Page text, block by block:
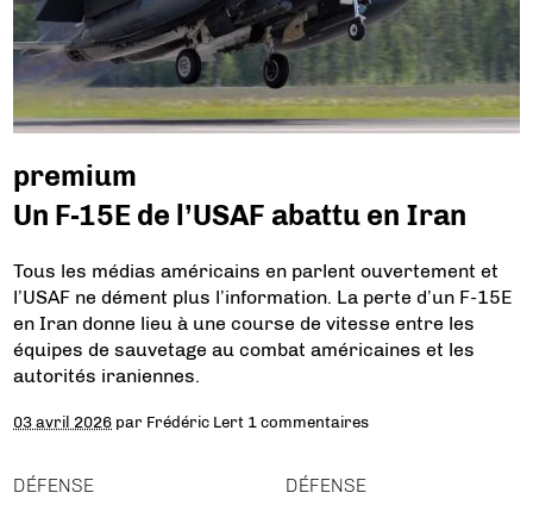
premium
Un F-15E de l’USAF abattu en Iran
Tous les médias américains en parlent ouvertement et
l’USAF ne dément plus l’information. La perte d’un F-15E
en Iran donne lieu à une course de vitesse entre les
équipes de sauvetage au combat américaines et les
autorités iraniennes.
03 avril 2026 par Frédéric Lert 1 commentaires
DÉFENSE DÉFENSE